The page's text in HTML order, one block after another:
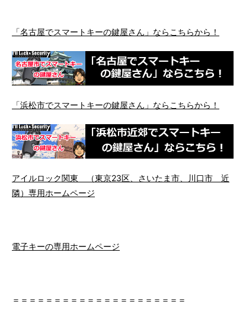
「名古屋でスマートキーの鍵屋さん」ならこちらから！
「浜松市でスマートキーの鍵屋さん」ならこちらから！
アイルロック関東 （東京23区、さいたま市、川口市 近
隣）専用ホームページ
電子キーの専用ホームページ
＝＝＝＝＝＝＝＝＝＝＝＝＝＝＝＝＝＝＝＝＝